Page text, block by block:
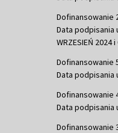
Dofinansowanie
Data podpisania
WRZESIEŃ 2024
Dofinansowanie
Data podpisania
Dofinansowanie
Data podpisania
Dofinansowanie